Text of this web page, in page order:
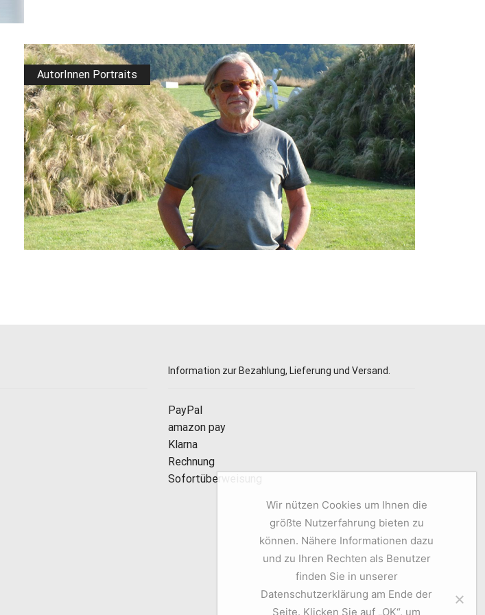
AutorInnen Portraits
Information zur Bezahlung, Lieferung und Versand.
PayPal
amazon pay
Klarna
Rechnung
Sofortüberweisung
Wir nützen Cookies um Ihnen die
größte Nutzerfahrung bieten zu
können. Nähere Informationen dazu
und zu Ihren Rechten als Benutzer
finden Sie in unserer
Datenschutzerklärung am Ende der
Seite. Klicken Sie auf „OK“, um